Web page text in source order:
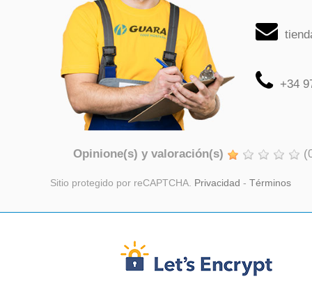
+34
Opinione(s) y valoración(s) (
Sitio protegido por reCAPTCHA. Privacidad - Términos